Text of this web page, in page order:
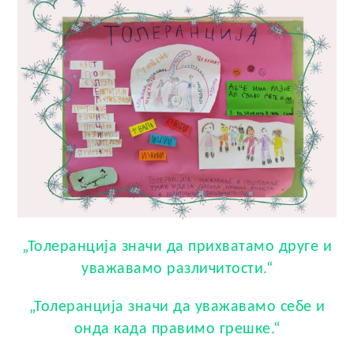
„Толеранција значи да прихватамо друге и
уважавамо различитости.“
„Толеранција значи да уважавамо себе и
онда када правимо грешке.“